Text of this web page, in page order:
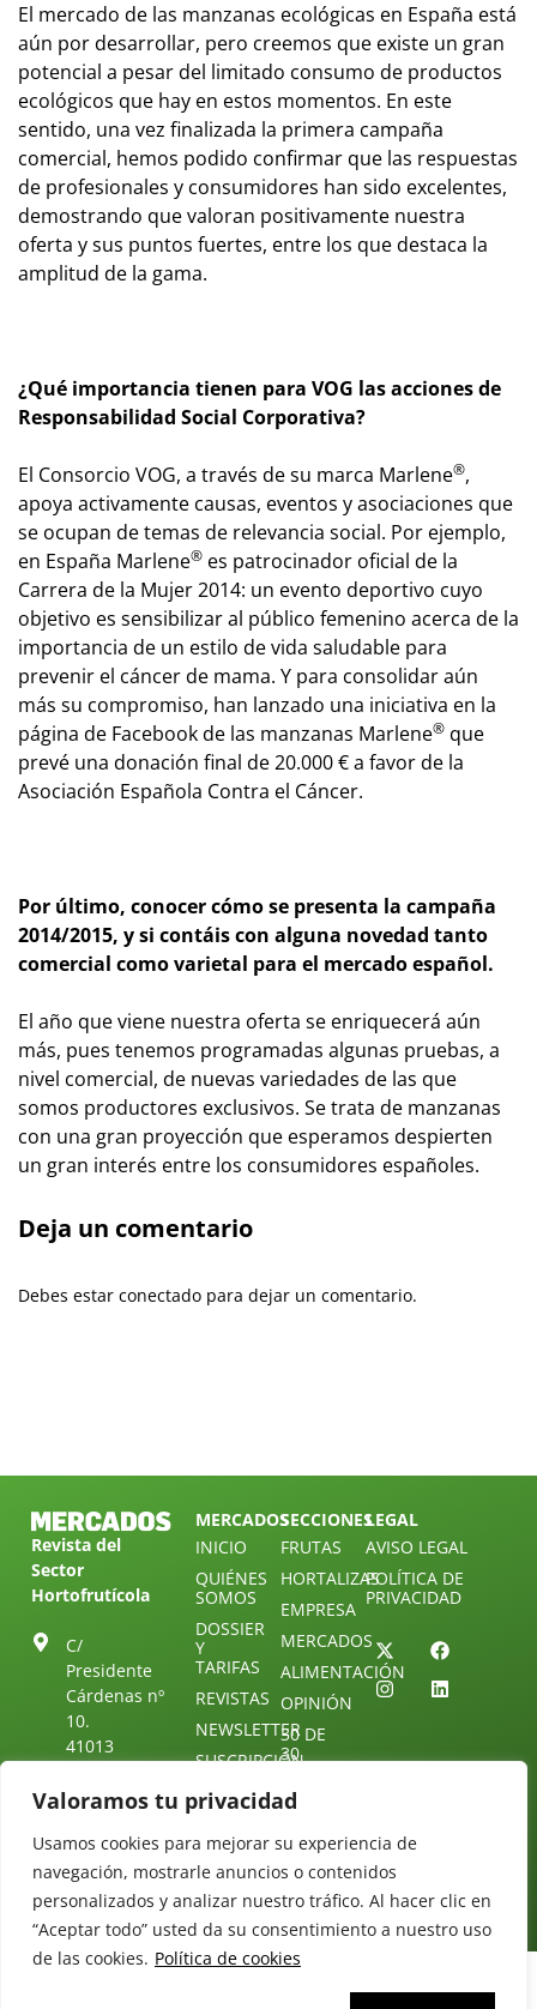
Valoramos tu privacidad
Usamos cookies para mejorar su experiencia de
navegación, mostrarle anuncios o contenidos
personalizados y analizar nuestro tráfico. Al hacer clic en
“Aceptar todo” usted da su consentimiento a nuestro uso
de las cookies. Política de cookies
El mercado de las manzanas ecológicas en España está
aún por desarrollar, pero creemos que existe un gran
potencial a pesar del limitado consumo de productos
ecológicos que hay en estos momentos. En este
sentido, una vez finalizada la primera campaña
comercial, hemos podido confirmar que las respuestas
de profesionales y consumidores han sido excelentes,
demostrando que valoran positivamente nuestra
oferta y sus puntos fuertes, entre los que destaca la
amplitud de la gama.
¿Qué importancia tienen para VOG las acciones de
Responsabilidad Social Corporativa?
El Consorcio VOG, a través de su marca Marlene®,
apoya activamente causas, eventos y asociaciones que
se ocupan de temas de relevancia social. Por ejemplo,
en España Marlene® es patrocinador oficial de la
Carrera de la Mujer 2014: un evento deportivo cuyo
objetivo es sensibilizar al público femenino acerca de la
importancia de un estilo de vida saludable para
prevenir el cáncer de mama. Y para consolidar aún
más su compromiso, han lanzado una iniciativa en la
página de Facebook de las manzanas Marlene® que
prevé una donación final de 20.000 € a favor de la
Asociación Española Contra el Cáncer.
Por último, conocer cómo se presenta la campaña
2014/2015, y si contáis con alguna novedad tanto
comercial como varietal para el mercado español.
El año que viene nuestra oferta se enriquecerá aún
más, pues tenemos programadas algunas pruebas, a
nivel comercial, de nuevas variedades de las que
somos productores exclusivos. Se trata de manzanas
con una gran proyección que esperamos despierten
un gran interés entre los consumidores españoles.
Deja un comentario
Debes estar conectado para dejar un comentario.
Revista del
Sector
Hortofrutícola
C/
Presidente
Cárdenas nº
10.
41013
ESPAÑA
Tel: (+34) 954
25 88 51
redaccion@revistamercados.com
MERCADOS
INICIO
QUIÉNES
SOMOS
DOSSIER
Y
TARIFAS
REVISTAS
NEWSLETTER
SUSCRIPCIÓN
ÚNETE A
NUESTRO
CONTACTO
SECCIONES
FRUTAS
HORTALIZAS
EMPRESA
MERCADOS
ALIMENTACIÓN
OPINIÓN
30 DE
30
LEGAL
AVISO LEGAL
POLÍTICA DE
PRIVACIDAD